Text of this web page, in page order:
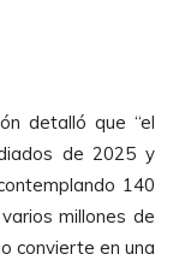
detalló que “el
de 2025 y
140
millones de
convierte en una